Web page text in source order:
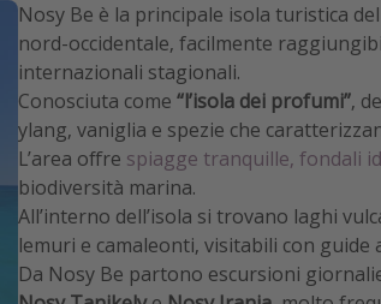
Nosy Be è la principale isola turistica
nord-occidentale, facilmente
internazionali stagionali.
Conosciuta come “l’isola dei profumi”,
ylang, vaniglia e spezie che
L’area offre spiagge tranquille, fondali
biodiversità marina.
All’interno dell’isola si trovano laghi
lemuri e camaleonti, visitabili con guide
Da Nosy Be partono escursioni